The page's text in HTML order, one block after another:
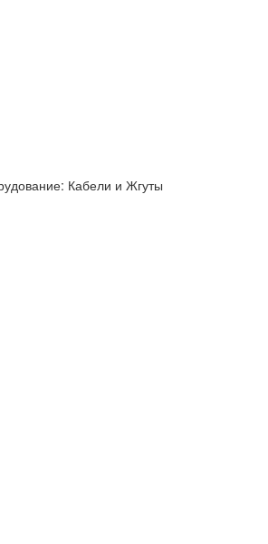
Кабели и Жгуты